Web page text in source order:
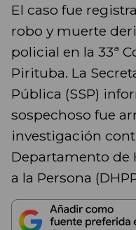
El caso fue
robo y muerte
policial en la 33ª
Pirituba. La
Pública (SSP)
sospechoso fue
investigación
Departamento de
a la Persona